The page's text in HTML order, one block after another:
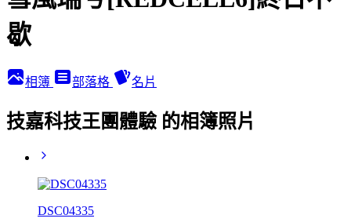
歇
相簿 部落格 名片
技嘉科技王團體驗 的相簿照片
DSC04335